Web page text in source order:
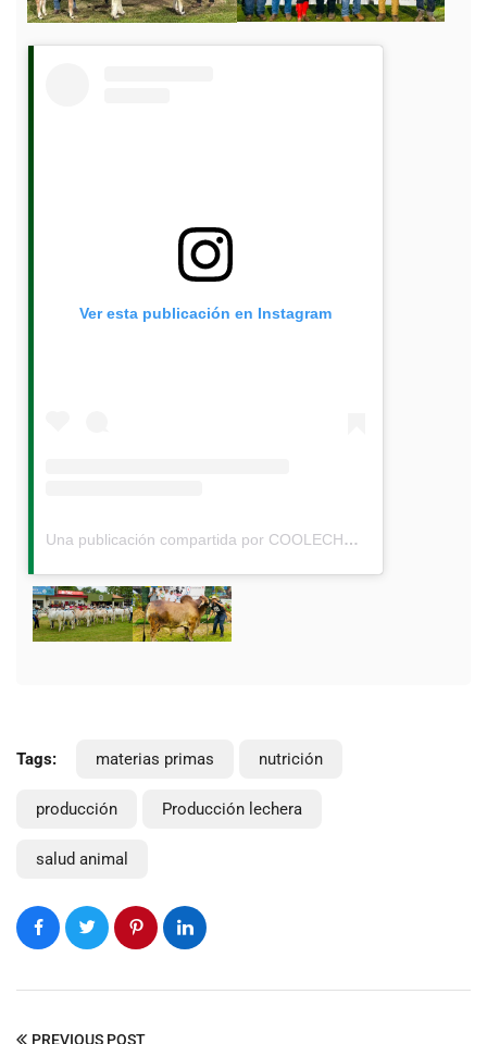
Ver esta publicación en Instagram
Una publicación compartida por COOLECHE, R.L. (@cooleche_rl)
Tags: materias primas nutrición
producción Producción lechera
salud animal
PREVIOUS POST